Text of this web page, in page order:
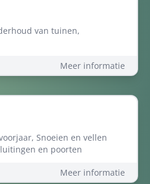
van tuinen,
Meer informatie
Snoeien en vellen
en poorten
Meer informatie